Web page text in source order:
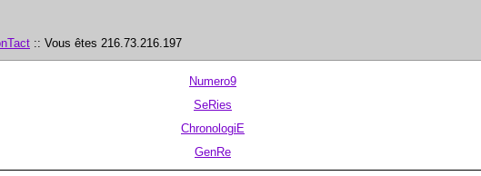
:: Vous êtes 216.73.216.197
Numero9
SeRies
ChronologiE
GenRe